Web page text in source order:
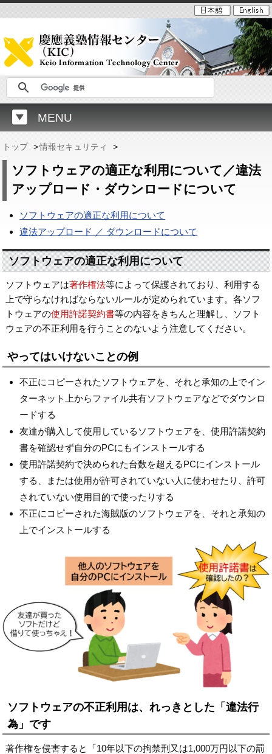
MENU
トップ >情報セキュリティ >
ソフトウェアの適正な利用について／違法
アップロード・ダウンロードについて
ソフトウェアの適正な利用について
違法アップロード ／ ダウンロードについて
ソフトウェアの適正な利用について
ソフトウェアは著作権法等によって保護されており、利用する
上で守らなければならないルールが定められています。各ソフ
トウェアの使用許諾契約書等の内容をきちんと理解し、ソフト
ウェアの不正利用を行うことのないよう注意してください。
やってはいけないことの例
不正にコピーされたソフトウェアを、それと承知の上でイン
ターネット上からファイル共有ソフトウェアなどでダウンロ
ードする
友達が購入して使用しているソフトウェアを、使用許諾契約
書を確認せず自分のPCにもインストールする
使用許諾契約で決められた台数を超えるPCにインストール
する、または使用が許可されていない人に使わせたり、許可
されていない使用目的で使ったりする
不正にコピーされた海賊版のソフトウェアを、それと承知の
上でインストールする
ソフトウェアの不正利用は、れっきとした「違法行
為」です
著作権を侵害すると「10年以下の拘禁刑又は1,000万円以下の罰